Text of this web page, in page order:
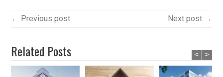
← Previous post Next post →
Related Posts < >